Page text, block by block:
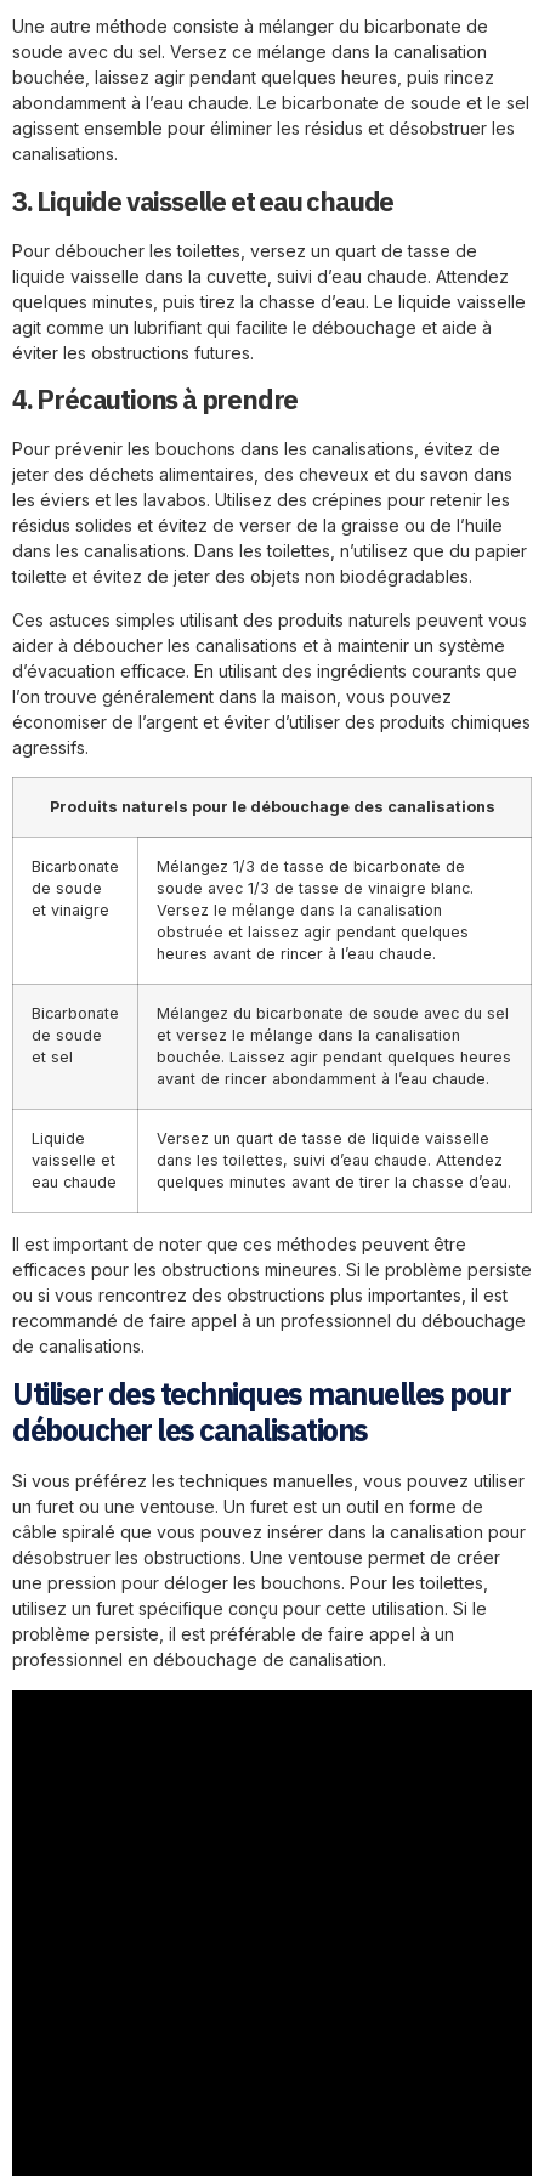
Une autre méthode consiste à mélanger du bicarbonate de
soude avec du sel. Versez ce mélange dans la canalisation
bouchée, laissez agir pendant quelques heures, puis rincez
abondamment à l’eau chaude. Le bicarbonate de soude et le sel
agissent ensemble pour éliminer les résidus et désobstruer les
canalisations.
3. Liquide vaisselle et eau chaude
Pour déboucher les toilettes, versez un quart de tasse de
liquide vaisselle dans la cuvette, suivi d’eau chaude. Attendez
quelques minutes, puis tirez la chasse d’eau. Le liquide vaisselle
agit comme un lubrifiant qui facilite le débouchage et aide à
éviter les obstructions futures.
4. Précautions à prendre
Pour prévenir les bouchons dans les canalisations, évitez de
jeter des déchets alimentaires, des cheveux et du savon dans
les éviers et les lavabos. Utilisez des crépines pour retenir les
résidus solides et évitez de verser de la graisse ou de l’huile
dans les canalisations. Dans les toilettes, n’utilisez que du papier
toilette et évitez de jeter des objets non biodégradables.
Ces astuces simples utilisant des produits naturels peuvent vous
aider à déboucher les canalisations et à maintenir un système
d’évacuation efficace. En utilisant des ingrédients courants que
l’on trouve généralement dans la maison, vous pouvez
économiser de l’argent et éviter d’utiliser des produits chimiques
agressifs.
Produits naturels pour le débouchage des canalisations
Bicarbonate
de soude
et vinaigre
Mélangez 1/3 de tasse de bicarbonate de
soude avec 1/3 de tasse de vinaigre blanc.
Versez le mélange dans la canalisation
obstruée et laissez agir pendant quelques
heures avant de rincer à l’eau chaude.
Bicarbonate
de soude
et sel
Mélangez du bicarbonate de soude avec du sel
et versez le mélange dans la canalisation
bouchée. Laissez agir pendant quelques heures
avant de rincer abondamment à l’eau chaude.
Liquide
vaisselle et
eau chaude
Versez un quart de tasse de liquide vaisselle
dans les toilettes, suivi d’eau chaude. Attendez
quelques minutes avant de tirer la chasse d’eau.
Il est important de noter que ces méthodes peuvent être
efficaces pour les obstructions mineures. Si le problème persiste
ou si vous rencontrez des obstructions plus importantes, il est
recommandé de faire appel à un professionnel du débouchage
de canalisations.
Utiliser des techniques manuelles pour
déboucher les canalisations
Si vous préférez les techniques manuelles, vous pouvez utiliser
un furet ou une ventouse. Un furet est un outil en forme de
câble spiralé que vous pouvez insérer dans la canalisation pour
désobstruer les obstructions. Une ventouse permet de créer
une pression pour déloger les bouchons. Pour les toilettes,
utilisez un furet spécifique conçu pour cette utilisation. Si le
problème persiste, il est préférable de faire appel à un
professionnel en débouchage de canalisation.